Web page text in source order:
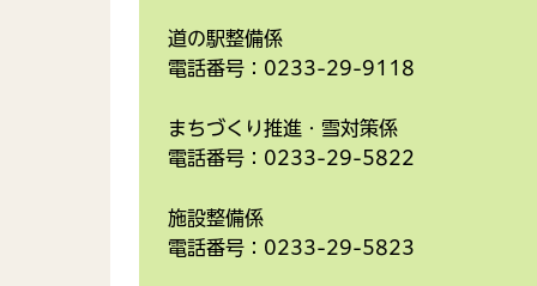
道の駅整備係
電話番号：0233-29-9118
まちづくり推進・雪対策係
電話番号：0233-29-5822
施設整備係
電話番号：0233-29-5823